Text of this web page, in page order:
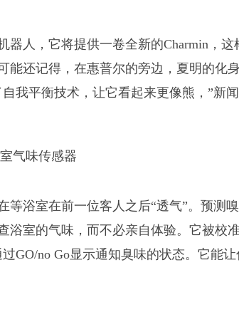
器人，它将提供一卷全新的Charmin，这
能还记得，在惠普尔的旁边，夏明的化
我平衡技术，让它看起来更像熊，”新
等浴室在前一位客人之后“透气”。预测
浴室的气味，而不必亲自体验。它被校
GO/no Go显示通知臭味的状态。它能